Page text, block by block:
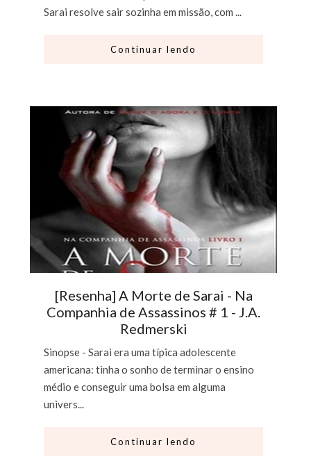
Sarai resolve sair sozinha em missão, com ...
Continuar lendo
[Resenha] A Morte de Sarai - Na
Companhia de Assassinos # 1 - J.A.
Redmerski
Sinopse - Sarai era uma típica adolescente
americana: tinha o sonho de terminar o ensino
médio e conseguir uma bolsa em alguma
univers...
Continuar lendo